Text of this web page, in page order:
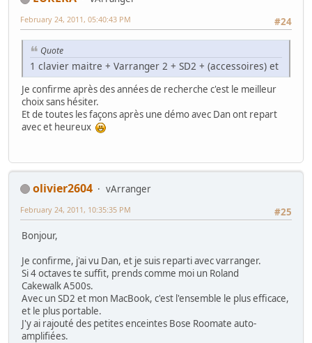
#24
February 24, 2011, 05:40:43 PM
Quote
1 clavier maitre + Varranger 2 + SD2 + (accessoires) et
Je confirme après des années de recherche c'est le meilleur
choix sans hésiter.
Et de toutes les façons après une démo avec Dan ont repart
avec et heureux
olivier2604
vArranger
#25
February 24, 2011, 10:35:35 PM
Bonjour,
Je confirme, j'ai vu Dan, et je suis reparti avec varranger.
Si 4 octaves te suffit, prends comme moi un Roland
Cakewalk A500s.
Avec un SD2 et mon MacBook, c'est l'ensemble le plus efficace,
et le plus portable.
J'y ai rajouté des petites enceintes Bose Roomate auto-
amplifiées.